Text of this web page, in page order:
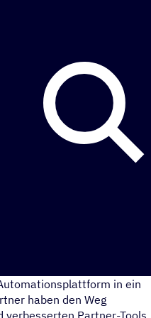
in ein
haben den Weg
verbesserten Partner-Tools